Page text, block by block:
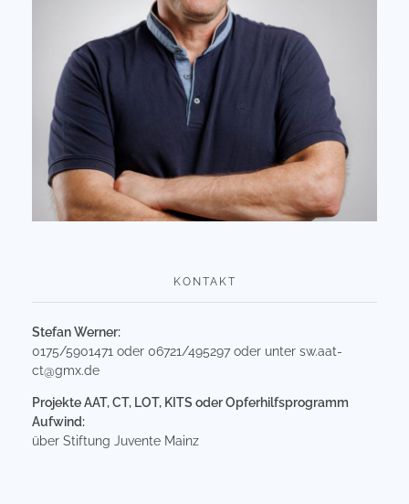
KONTAKT
Stefan Werner:
0175/5901471 oder 06721/495297 oder unter sw.aat-
ct@gmx.de
Projekte AAT, CT, LOT, KITS oder Opferhilfsprogramm
Aufwind:
über Stiftung Juvente Mainz